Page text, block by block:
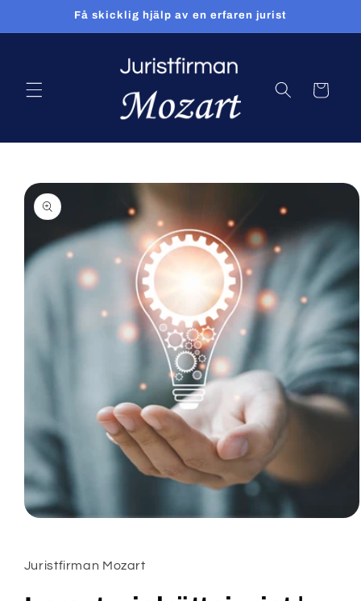
Få skicklig hjälp av en erfaren jurist
Varukorg
vidare till
modalfönster
Juristfirman Mozart